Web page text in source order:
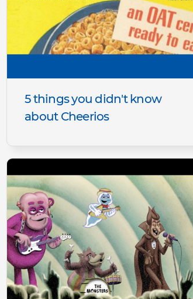
5 things you didn't know
about Cheerios